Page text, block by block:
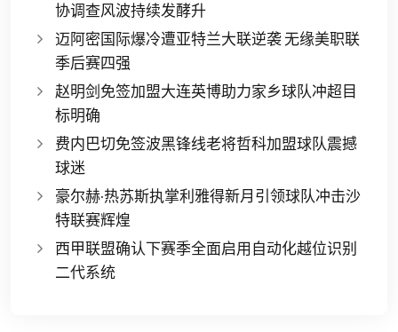
协调查风波持续发酵升
迈阿密国际爆冷遭亚特兰大联逆袭 无缘美职联
季后赛四强
赵明剑免签加盟大连英博助力家乡球队冲超目
标明确
费内巴切免签波黑锋线老将哲科加盟球队震撼
球迷
豪尔赫·热苏斯执掌利雅得新月引领球队冲击沙
特联赛辉煌
西甲联盟确认下赛季全面启用自动化越位识别
二代系统